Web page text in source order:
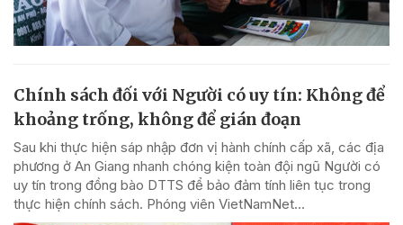
Chính sách đối với Người có uy tín: Không để
khoảng trống, không để gián đoạn
Sau khi thực hiện sáp nhập đơn vị hành chính cấp xã, các địa
phương ở An Giang nhanh chóng kiện toàn đội ngũ Người có
uy tín trong đồng bào DTTS để bảo đảm tính liên tục trong
thực hiện chính sách. Phóng viên VietNamNet...